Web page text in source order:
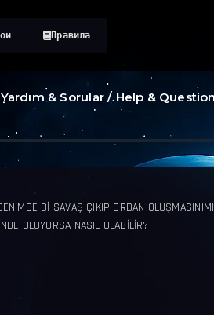
Правила
Yardım & Sorular / Help &
Bİ SAVAŞ ÇIKIP ORDAN
OLUYORSA NASIL OLABİLİR?